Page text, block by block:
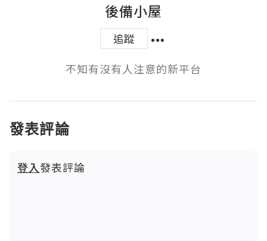
後備小屋
追蹤
不知有沒有人注意的新平台
發表評論
登入發表評論